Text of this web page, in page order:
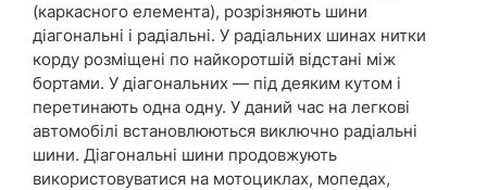
(каркасного елемента), розрізняють шини
діагональні і радіальні. У радіальних шинах нитки
корду розміщені по найкоротшій відстані між
бортами. У діагональних — під деяким кутом і
перетинають одна одну. У даний час на легкові
автомобілі встановлюються виключно радіальні
шини. Діагональні шини продовжують
використовуватися на мотоциклах, мопедах,